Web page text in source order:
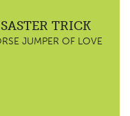
TRICK
JUMPER OF LOVE